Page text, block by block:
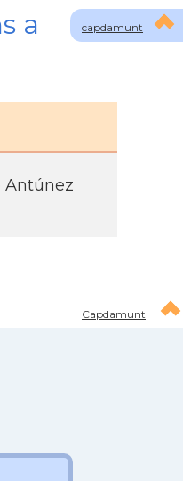
capdamunt
a
Antúnez
Capdamunt